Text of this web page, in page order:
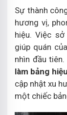
Sự thành
hương vị,
hiệu. Việc
giúp quán
nhìn đầu tiên.
làm bảng
cập nhật xu
một chiếc